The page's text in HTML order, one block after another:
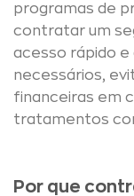
programas de
contratar um
acesso rápido e
necessários,
financeiras em
tratamentos
Por que